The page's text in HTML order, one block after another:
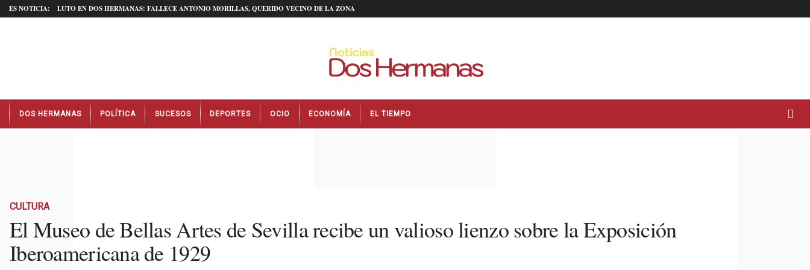
ES NOTICIA: LUTO EN DOS HERMANAS: FALLECE ANTONIO MORILLAS, QUERIDO VECINO DE LA ZONA
t
DOS HERMANAS POLÍTICA SUCESOS DEPORTES OCIO ECONOMÍA EL TIEMPO
CULTURA
El Museo de Bellas Artes de Sevilla recibe un valioso lienzo sobre la Exposición
Iberoamericana de 1929